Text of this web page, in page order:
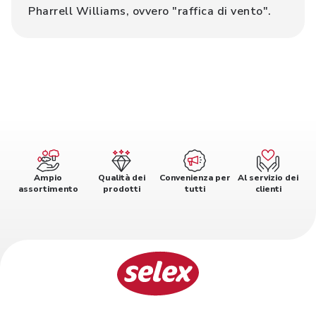
Pharrell Williams, ovvero "raffica di vento".
Ampio
assortimento
Qualità dei
prodotti
Convenienza per
tutti
Al servizio dei
clienti